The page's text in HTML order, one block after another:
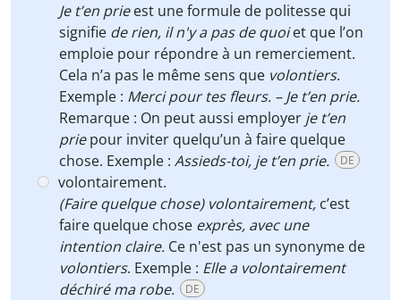
Je t’en prieest une formule de politesse qui
signifie de rien, il n'y a pas de quoiet que l’on
emploie pour répondre à un remerciement.
Cela n’a pas le même sens que volontiers.
Exemple : Merci pour tes fleurs. – Je t’en prie.
Remarque : On peut aussi employer je t’en
priepour inviter quelqu’un à faire quelque
chose. Exemple : Assieds-toi, je t’en prie. DE
volontairement.
(Faire quelque chose) volontairement, c’est
faire quelque chose exprès, avec une
intention claire. Ce n'est pas un synonyme de
volontiers. Exemple : Elle a volontairement
déchiré ma robe.
DE